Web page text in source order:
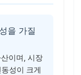
을 가질
이며, 시장
성이 크게